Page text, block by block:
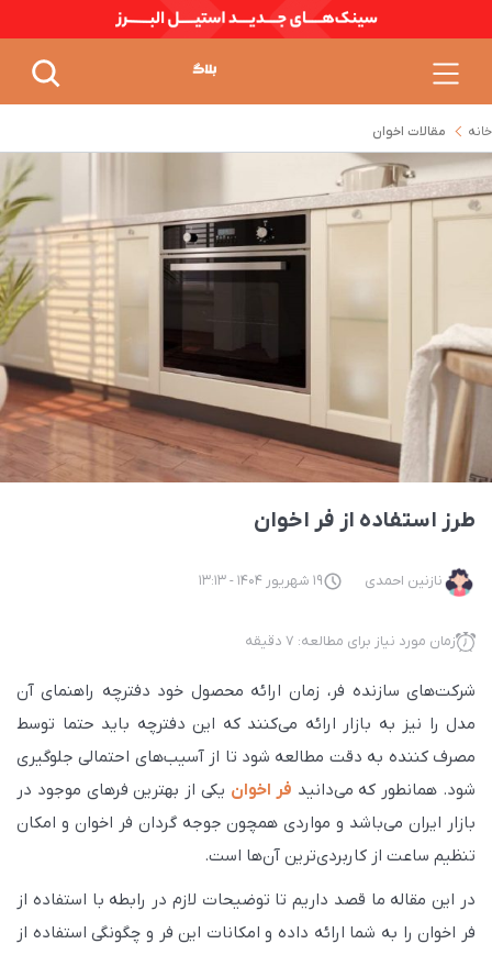
خانه مقالات اخوان
طرز استفاده از فر اخوان
نازنین احمدی 19 شهریور 1404 - 13:13
زمان مورد نیاز برای مطالعه: 7 دقیقه
شرکت‌های سازنده فر، زمان ارائه محصول خود دفترچه راهنمای آن
مدل را نیز به بازار ارائه می‌کنند که این دفترچه باید حتما توسط
مصرف کننده به دقت مطالعه شود تا از آسیب‌های احتمالی جلوگیری
شود. همانطور که می‌دانید فر اخوان یکی از بهترین فرهای موجود در
بازار ایران می‌باشد و مواردی همچون جوجه گردان فر اخوان و امکان
تنظیم ساعت از کاربردی‌ترین آن‌ها است.
در این مقاله ما قصد داریم تا توضیحات لازم در رابطه با استفاده از
فر اخوان را به شما ارائه داده و امکانات این فر و چگونگی استفاده از